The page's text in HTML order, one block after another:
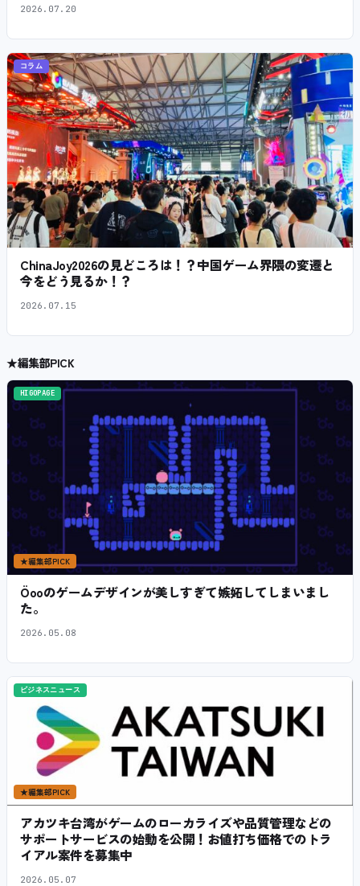
2026.07.20
コラム
ChinaJoy2026の見どころは！？中国ゲーム界隈の変遷と
今をどう見るか！？
2026.07.15
★編集部PICK
HIGOPAGE
★編集部PICK
Öooのゲームデザインが美しすぎて嫉妬してしまいまし
た。
2026.05.08
ビジネスニュース
★編集部PICK
アカツキ台湾がゲームのローカライズや品質管理などの
サポートサービスの始動を公開！お値打ち価格でのトラ
イアル案件を募集中
2026.05.07